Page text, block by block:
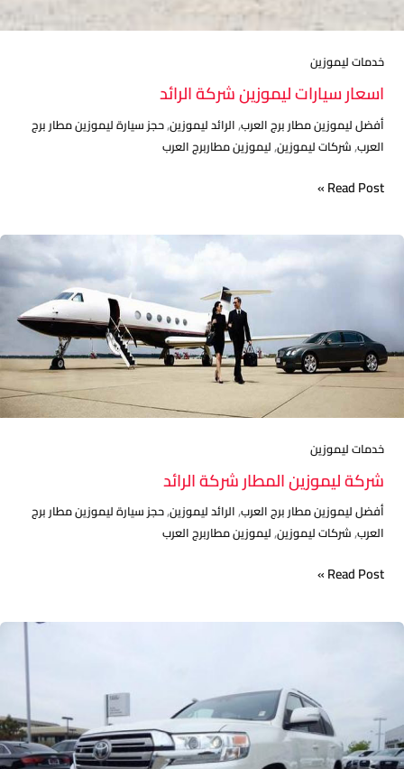
خدمات ليموزين
اسعار سيارات ليموزين شركة الرائد
أفضل ليموزين مطار برج العرب,الرائد ليموزين,حجز سيارة ليموزين مطار برج
العرب,شركات ليموزين,ليموزين مطاربرج العرب
Read Post »
خدمات ليموزين
شركة ليموزين المطار شركة الرائد
أفضل ليموزين مطار برج العرب,الرائد ليموزين,حجز سيارة ليموزين مطار برج
العرب,شركات ليموزين,ليموزين مطاربرج العرب
الرائد
Read Post »
شركة
الرائد